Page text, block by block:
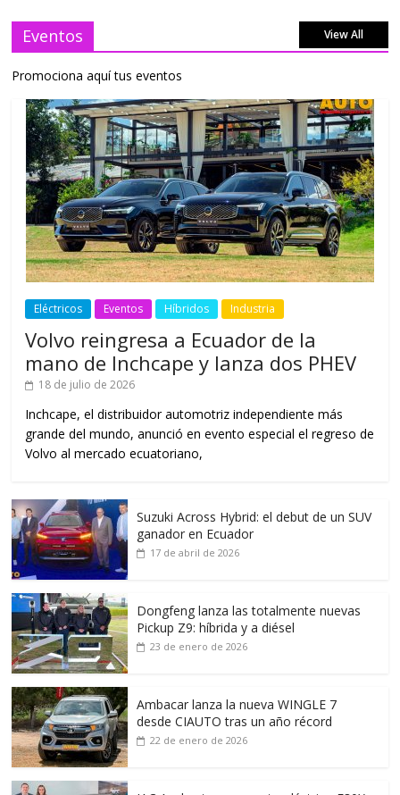
Eventos View All
Promociona aquí tus eventos
Eléctricos Eventos Híbridos Industria
Volvo reingresa a Ecuador de la
mano de Inchcape y lanza dos PHEV
18 de julio de 2026
Inchcape, el distribuidor automotriz independiente más
grande del mundo, anunció en evento especial el regreso de
Volvo al mercado ecuatoriano,
Suzuki Across Hybrid: el debut de un SUV
ganador en Ecuador
17 de abril de 2026
Dongfeng lanza las totalmente nuevas
Pickup Z9: híbrida y a diésel
23 de enero de 2026
Ambacar lanza la nueva WINGLE 7
desde CIAUTO tras un año récord
22 de enero de 2026